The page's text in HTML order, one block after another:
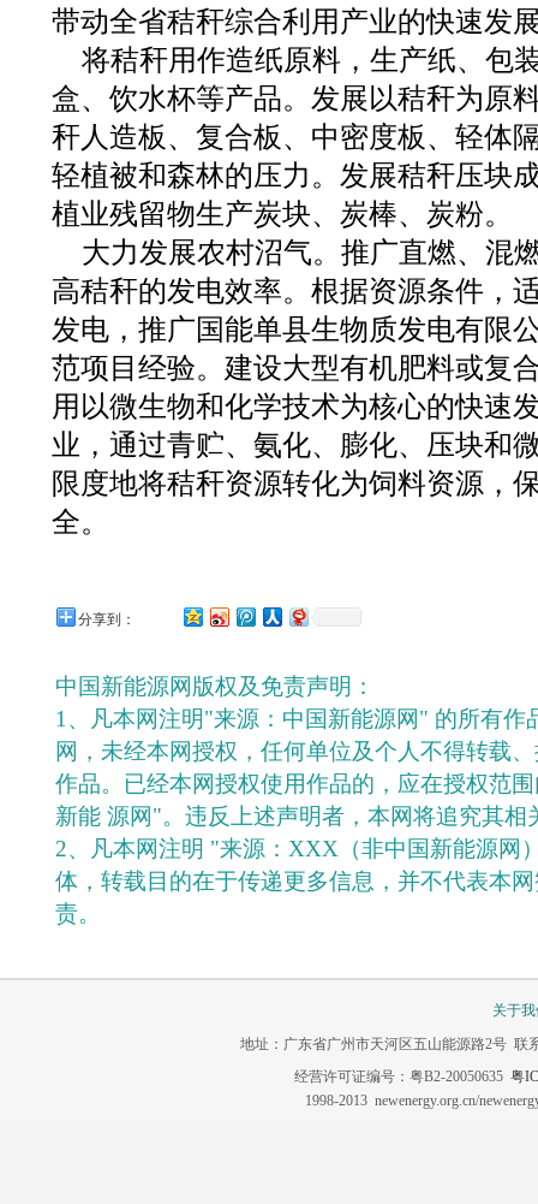
带动全省秸秆综合利用产业的快速发
将秸秆用作造纸原料，生产纸、包
盒、饮水杯等产品。发展以秸秆为原
秆人造板、复合板、中密度板、轻体
轻植被和森林的压力。发展秸秆压块
植业残留物生产炭块、炭棒、炭粉。
大力发展农村沼气。推广直燃、混
高秸秆的发电效率。根据资源条件，
发电，推广国能单县生物质发电有限
范项目经验。建设大型有机肥料或复
用以微生物和化学技术为核心的快速
业，通过青贮、氨化、膨化、压块和
限度地将秸秆资源转化为饲料资源，
全。
分享到：
中国新能源网版权及免责声明：
1、凡本网注明"来源：中国新能源网" 的所有作
网，未经本网授权，任何单位及个人不得转载
作品。已经本网授权使用作品的，应在授权范
新能 源网"。违反上述声明者，本网将追究其相
2、凡本网注明 "来源：XXX（非中国新能源网
体，转载目的在于传递更多信息，并不代表本
责。
关于
地址：广东省广州市天河区五山能源路2号 联
经营许可证编号：粤B2-20050635 粤
1998-2013 newenergy.org.cn/